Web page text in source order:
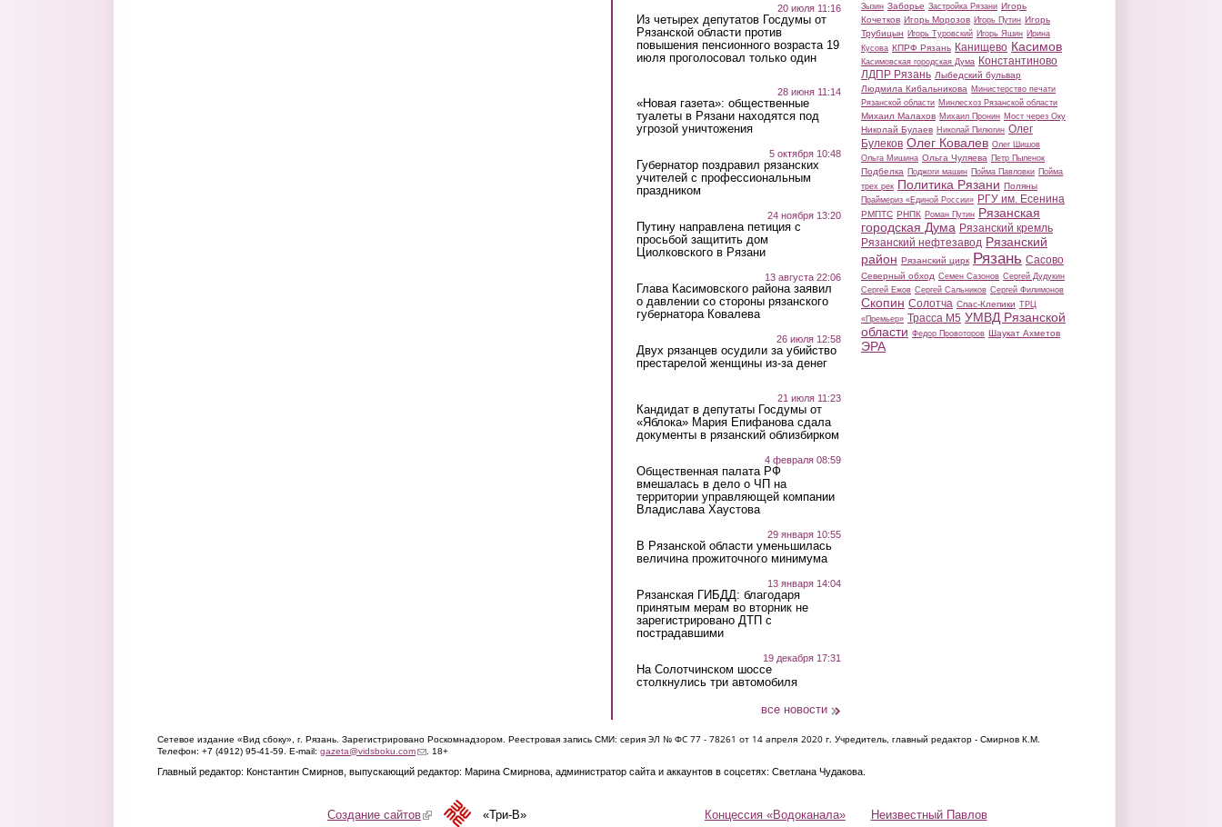
20 июля 11:16
Из четырех депутатов Госдумы от
Рязанской области против
повышения пенсионного возраста 19
июля проголосовал только один
28 июня 11:14
«Новая газета»: общественные
туалеты в Рязани находятся под
угрозой уничтожения
5 октября 10:48
Губернатор поздравил рязанских
учителей с профессиональным
праздником
24 ноября 13:20
Путину направлена петиция с
просьбой защитить дом
Циолковского в Рязани
13 августа 22:06
Глава Касимовского района заявил
о давлении со стороны рязанского
губернатора Ковалева
26 июля 12:58
Двух рязанцев осудили за убийство
престарелой женщины из-за денег
21 июля 11:23
Кандидат в депутаты Госдумы от
«Яблока» Мария Епифанова сдала
документы в рязанский облизбирком
4 февраля 08:59
Общественная палата РФ
вмешалась в дело о ЧП на
территории управляющей компании
Владислава Хаустова
29 января 10:55
В Рязанской области уменьшилась
величина прожиточного минимума
13 января 14:04
Рязанская ГИБДД: благодаря
принятым мерам во вторник не
зарегистрировано ДТП с
пострадавшими
19 декабря 17:31
На Солотчинском шоссе
столкнулись три автомобиля
все новости
Зызин Заборье Застройка Рязани Игорь
Кочетков Игорь Морозов Игорь Путин Игорь
Трубицын Игорь Туровский Игорь Яшин Ирина
Кусова КПРФ Рязань Канищево Касимов
Касимовская городская Дума Константиново
ЛДПР Рязань Лыбедский бульвар
Людмила Кибальникова Министерство печати
Рязанской области Минлесхоз Рязанской области
Михаил Малахов Михаил Пронин Мост через Оку
Николай Булаев Николай Пилюгин Олег
Булеков Олег Ковалев Олег Шишов
Ольга Мишина Ольга Чуляева Петр Пыленок
Подбелка Поджоги машин Пойма Павловки Пойма
трех рек Политика Рязани Поляны
Праймериз «Единой России» РГУ им. Есенина
РМПТС РНПК Роман Путин Рязанская
городская Дума Рязанский кремль
Рязанский нефтезавод Рязанский
район Рязанский цирк Рязань Сасово
Северный обход Семен Сазонов Сергей Дудукин
Сергей Ежов Сергей Сальников Сергей Филимонов
Скопин Солотча Спас-Клепики ТРЦ
«Премьер» Трасса М5 УМВД Рязанской
области Федор Провоторов Шаукат Ахметов
ЭРА
Сетевое издание «Вид сбоку», г. Рязань. Зарегистрировано Роскомнадзором. Реестровая запись СМИ: серия ЭЛ № ФС 77 - 78261 от 14 апреля 2020 г. Учредитель, главный редактор - Смирнов К.М.
Телефон: +7 (4912) 95-41-59. E-mail: gazeta@vidsboku.com(link sends e-mail)
. 18+
Главный редактор: Константин Смирнов, выпускающий редактор: Марина Смирнова, администратор сайта и аккаунтов в соцсетях: Светлана Чудакова.
Концессия «Водоканала» Неизвестный Павлов
Создание сайтов(link is external)«Три-В»